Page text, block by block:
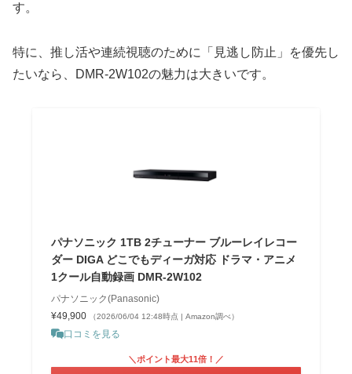
す。
特に、推し活や連続視聴のために「見逃し防止」を優先し
たいなら、DMR-2W102の魅力は大きいです。
パナソニック 1TB 2チューナー ブルーレイレコー
ダー DIGA どこでもディーガ対応 ドラマ・アニメ
1クール自動録画 DMR-2W102
パナソニック(Panasonic)
¥49,900
（2026/06/04 12:48時点 | Amazon調べ）
口コミを見る
＼ポイント最大11倍！／